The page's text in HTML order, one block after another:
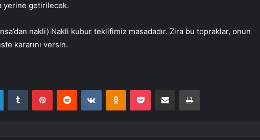
yerine getirilecek.
nakli) Nakli kubur teklifimiz masadadır. Zira bu topraklar, onun
kararını versin.
LinkedInTumblr PinterestReddit VKontakteOdnoklassniki
Pocket E-Posta ile paylaş Yazdır